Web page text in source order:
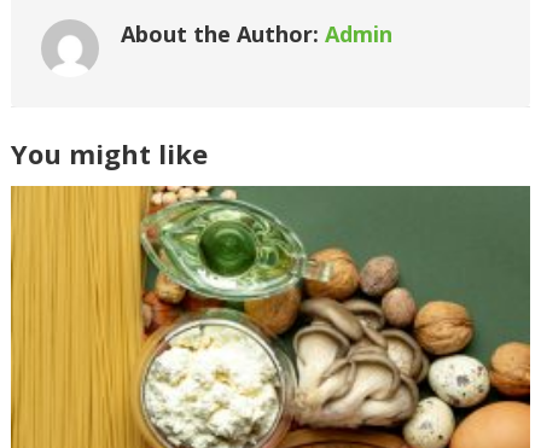
About the Author: Admin
You might like